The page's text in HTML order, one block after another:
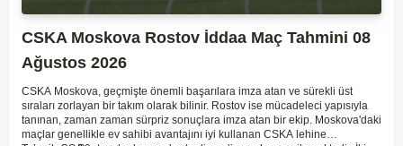
CSKA Moskova Rostov İddaa Maç Tahmini 08
Ağustos 2026
CSKA Moskova, geçmişte önemli başarılara imza atan ve sürekli üst
sıraları zorlayan bir takım olarak bilinir. Rostov ise mücadeleci yapısıyla
tanınan, zaman zaman sürpriz sonuçlara imza atan bir ekip. Moskova'daki
maçlar genellikle ev sahibi avantajını iyi kullanan CSKA lehine